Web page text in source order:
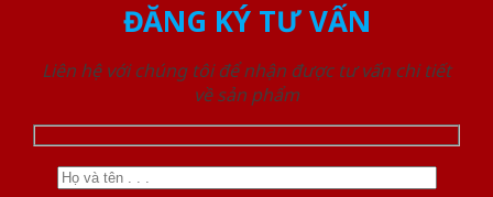
ĐĂNG KÝ TƯ VẤN
Liên hệ với chúng tôi để nhận được tư vấn chi tiết
về sản phẩm